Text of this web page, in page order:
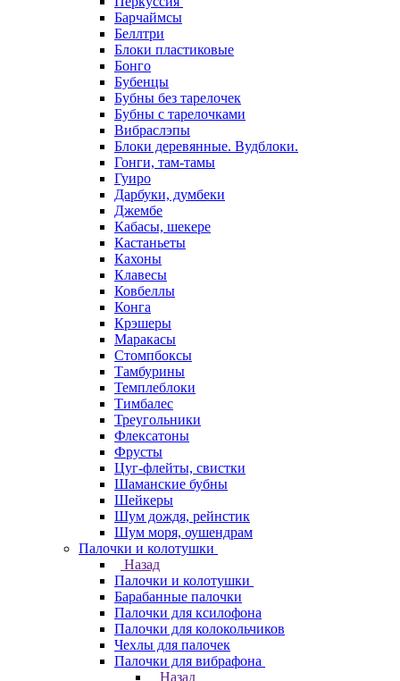
Барчаймсы
Беллтри
Блоки пластиковые
Бонго
Бубенцы
Бубны без тарелочек
Бубны с тарелочками
Вибраслэпы
Блоки деревянные. Вудблоки.
Гонги, там-тамы
Гуиро
Дарбуки, думбеки
Джембе
Кабасы, шекере
Кастаньеты
Кахоны
Клавесы
Ковбеллы
Конга
Крэшеры
Маракасы
Стомпбоксы
Тамбурины
Темплеблоки
Тимбалес
Треугольники
Флексатоны
Фрусты
Цуг-флейты, свистки
Шаманские бубны
Шейкеры
Шум дождя, рейнстик
Шум моря, оушендрам
Палочки и колотушки
Назад
Палочки и колотушки
Барабанные палочки
Палочки для ксилофона
Палочки для колокольчиков
Чехлы для палочек
Палочки для вибрафона
Назад